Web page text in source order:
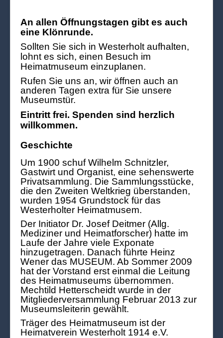
An allen Öffnungstagen gibt es auch
eine Klönrunde.
Sollten Sie sich in Westerholt aufhalten,
lohnt es sich, einen Besuch im
Heimatmuseum einzuplanen.
Rufen Sie uns an, wir öffnen auch an
anderen Tagen extra für Sie unsere
Museumstür.
Eintritt frei. Spenden sind herzlich
willkommen.
Geschichte
Um 1900 schuf Wilhelm Schnitzler,
Gastwirt und Organist, eine sehenswerte
Privatsammlung. Die Sammlungsstücke,
die den Zweiten Weltkrieg überstanden,
wurden 1954 Grundstock für das
Westerholter Heimatmusem.
Der Initiator Dr. Josef Deitmer (Allg.
Mediziner und Heimatforscher) hatte im
Laufe der Jahre viele Exponate
hinzugetragen. Danach führte Heinz
Wener das MUSEUM. Ab Sommer 2009
hat der Vorstand erst einmal die Leitung
des Heimatmuseums übernommen.
Mechtild Hetterscheidt wurde in der
Mitgliederversammlung Februar 2013 zur
Museumsleiterin gewählt.
Träger des Heimatmuseum ist der
Heimatverein Westerholt 1914 e.V.